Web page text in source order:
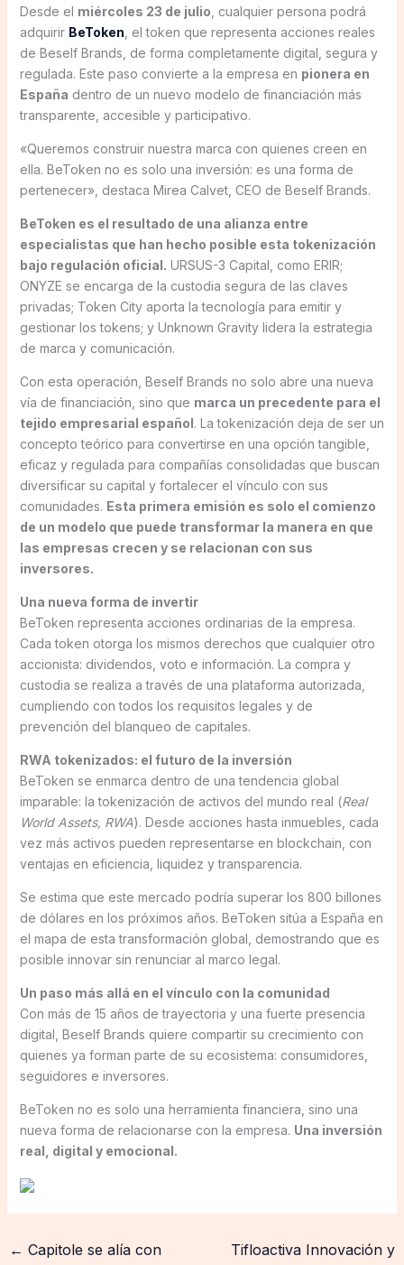
Desde el miércoles 23 de julio , cualquier persona podrá
adquirir BeToken , el token que representa acciones reales
de Beself Brands, de forma completamente digital, segura y
regulada. Este paso convierte a la empresa en pionera en
España dentro de un nuevo modelo de financiación más
transparente, accesible y participativo.
«Queremos construir nuestra marca con quienes creen en
ella. BeToken no es solo una inversión: es una forma de
pertenecer», destaca Mirea Calvet, CEO de Beself Brands.
BeToken es el resultado de una alianza entre
especialistas que han hecho posible esta tokenización
bajo regulación oficial. URSUS-3 Capital, como ERIR;
ONYZE se encarga de la custodia segura de las claves
privadas; Token City aporta la tecnología para emitir y
gestionar los tokens; y Unknown Gravity lidera la estrategia
de marca y comunicación.
Con esta operación, Beself Brands no solo abre una nueva
vía de financiación, sino que marca un precedente para el
tejido empresarial español. La tokenización deja de ser un
concepto teórico para convertirse en una opción tangible,
eficaz y regulada para compañías consolidadas que buscan
diversificar su capital y fortalecer el vínculo con sus
comunidades. Esta primera emisión es solo el comienzo
de un modelo que puede transformar la manera en que
las empresas crecen y se relacionan con sus
inversores.
Una nueva forma de invertir
BeToken representa acciones ordinarias de la empresa.
Cada token otorga los mismos derechos que cualquier otro
accionista: dividendos, voto e información. La compra y
custodia se realiza a través de una plataforma autorizada,
cumpliendo con todos los requisitos legales y de
prevención del blanqueo de capitales.
RWA tokenizados: el futuro de la inversión
BeToken se enmarca dentro de una tendencia global
imparable: la tokenización de activos del mundo real (Real
World Assets, RWA). Desde acciones hasta inmuebles, cada
vez más activos pueden representarse en blockchain, con
ventajas en eficiencia, liquidez y transparencia.
Se estima que este mercado podría superar los 800 billones
de dólares en los próximos años. BeToken sitúa a España en
el mapa de esta transformación global, demostrando que es
posible innovar sin renunciar al marco legal.
Un paso más allá en el vínculo con la comunidad
Con más de 15 años de trayectoria y una fuerte presencia
digital, Beself Brands quiere compartir su crecimiento con
quienes ya forman parte de su ecosistema: consumidores,
seguidores e inversores.
BeToken no es solo una herramienta financiera, sino una
nueva forma de relacionarse con la empresa. Una inversión
real, digital y emocional.
← Capitole se alía con Tifloactiva Innovación y